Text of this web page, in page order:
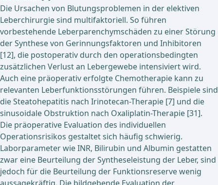
Die Ursachen von Blutungsproblemen in der elektiven
Leberchirurgie sind multifaktoriell. So führen
vorbestehende Leberparenchymschäden zu einer Störung
der Synthese von Gerinnungsfaktoren und Inhibitoren
[12], die postoperativ durch den operationsbedingten
zusätzlichen Verlust an Lebergewebe intensiviert wird.
Auch eine präoperativ erfolgte Chemotherapie kann zu
relevanten Leberfunktionsstörungen führen. Beispiele sind
die Steatohepatitis nach Irinotecan-Therapie [7] und die
sinusoidale Obstruktion nach Oxaliplatin-Therapie [31].
Die präoperative Evaluation des individuellen
Operationsrisikos gestaltet sich häufig schwierig.
Laborparameter wie INR, Bilirubin und Albumin gestatten
zwar eine Beurteilung der Syntheseleistung der Leber, sind
jedoch für die Beurteilung der Funktionsreserve wenig